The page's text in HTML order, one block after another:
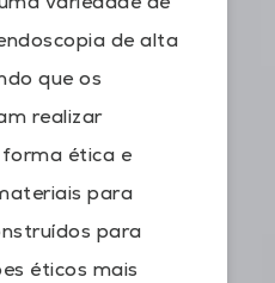
de alta
que os
realizar
ética e
para
para
éticos mais